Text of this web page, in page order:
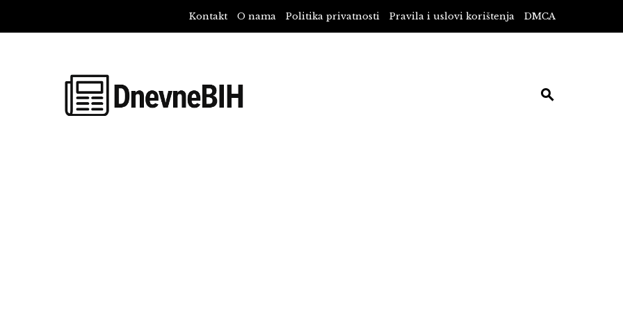
Kontakt O nama Politika privatnosti Pravila i uslovi korištenja DMCA